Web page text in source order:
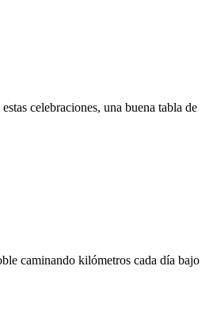
celebraciones, una buena tabla de
caminando kilómetros cada día bajo